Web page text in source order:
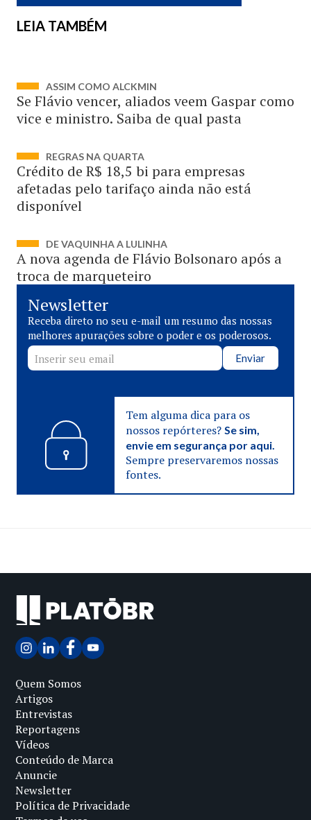
LEIA TAMBÉM
ASSIM COMO ALCKMIN
Se Flávio vencer, aliados veem Gaspar como
vice e ministro. Saiba de qual pasta
REGRAS NA QUARTA
Crédito de R$ 18,5 bi para empresas
afetadas pelo tarifaço ainda não está
disponível
DE VAQUINHA A LULINHA
A nova agenda de Flávio Bolsonaro após a
troca de marqueteiro
Newsletter
Receba direto no seu e-mail um resumo das nossas
melhores apurações sobre o poder e os poderosos.
Enviar
Tem alguma dica para os
nossos repórteres? Se sim,
envie em segurança por aqui.
Sempre preservaremos nossas
fontes.
Quem Somos
Artigos
Entrevistas
Reportagens
Vídeos
Conteúdo de Marca
Anuncie
Newsletter
Política de Privacidade